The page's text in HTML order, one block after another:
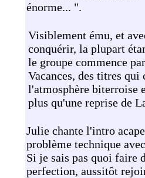
énorme... ".
Visiblement ému, et
conquérir, la plupart
le groupe commence
Vacances, des titres
l'atmosphère biterroise
plus qu'une reprise de
Julie chante l'intro
problème technique
Si je sais pas quoi faire
perfection, aussitôt